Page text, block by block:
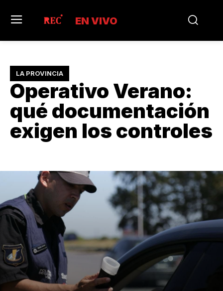
EN VIVO
LA PROVINCIA
Operativo Verano:
qué documentación
exigen los controles